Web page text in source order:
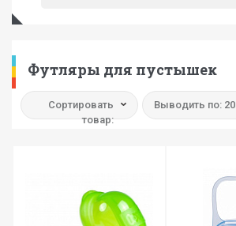
Футляры для пустышек
Сортировать
товар:
Выводить по: 20